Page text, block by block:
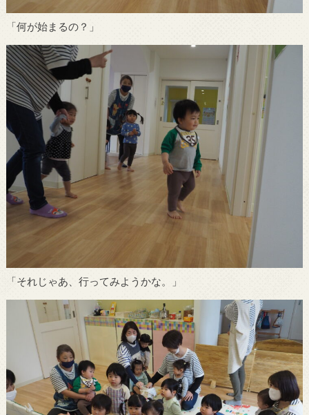
「何が始まるの？」
「それじゃあ、行ってみようかな。」